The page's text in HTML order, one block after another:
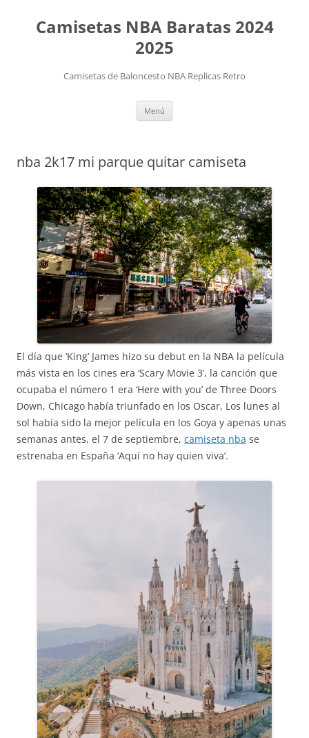
Camisetas NBA Baratas 2024
2025
Camisetas de Baloncesto NBA Replicas Retro
Menú
nba 2k17 mi parque quitar camiseta
El día que ‘King’ James hizo su debut en la NBA la película
más vista en los cines era ‘Scary Movie 3’, la canción que
ocupaba el número 1 era ‘Here with you’ de Three Doors
Down, Chicago había triunfado en los Oscar, Los lunes al
sol había sido la mejor película en los Goya y apenas unas
semanas antes, el 7 de septiembre, camiseta nba se
estrenaba en España ‘Aquí no hay quien viva’.